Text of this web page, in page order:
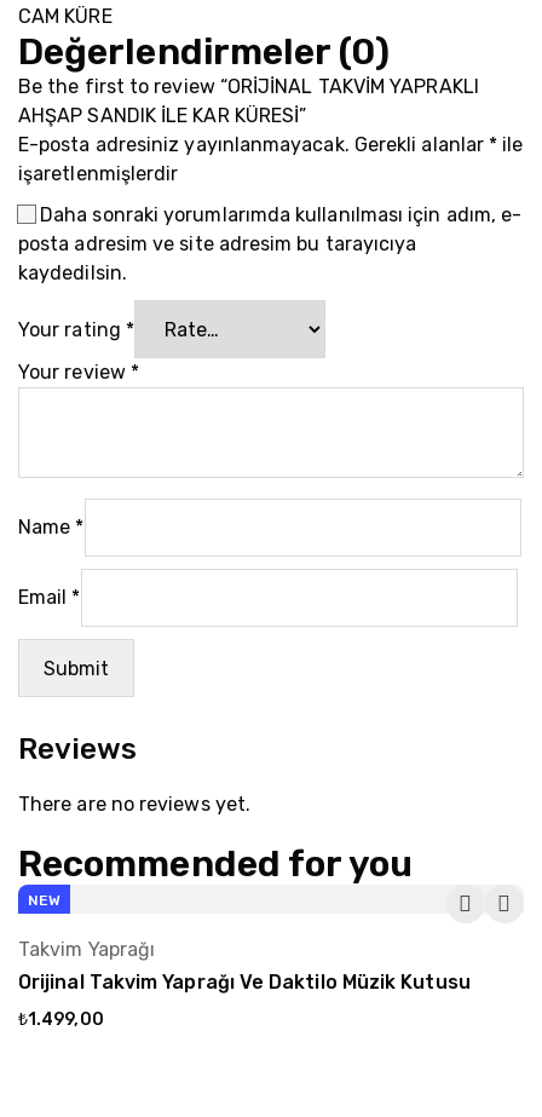
CAM KÜRE
Değerlendirmeler (0)
Be the first to review “ORİJİNAL TAKVİM YAPRAKLI
AHŞAP SANDIK İLE KAR KÜRESİ”
E-posta adresiniz yayınlanmayacak. Gerekli alanlar * ile
işaretlenmişlerdir
Daha sonraki yorumlarımda kullanılması için adım, e-
posta adresim ve site adresim bu tarayıcıya
kaydedilsin.
Your rating *
Your review *
Name *
Email *
Reviews
There are no reviews yet.
Recommended for you
NEW
Takvim Yaprağı
Orijinal Takvim Yaprağı Ve Daktilo Müzik Kutusu
₺1.499,00